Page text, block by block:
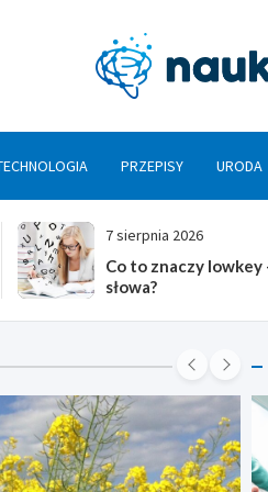
PRZEPISY URODA
używa się tego